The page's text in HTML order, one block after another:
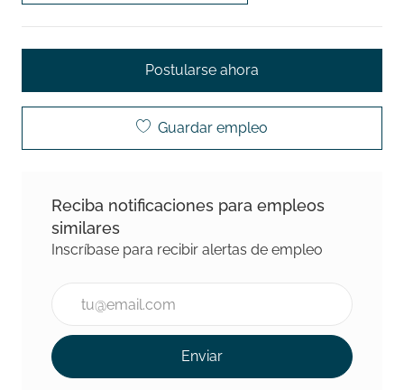
Postularse ahora
Guardar empleo
Reciba notificaciones para empleos
similares
Inscríbase para recibir alertas de empleo
Introducir la dirección de correo electrónico
Enviar